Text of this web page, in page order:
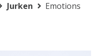
Jurken
Emotions